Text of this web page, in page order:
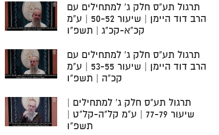
תרגול תע"ס חלק ג' למתחילים עם
הרב דוד היימן | שיעור 50-52 | ע"מ
קכ"א-קכ"ג | תשפ"ו
תרגול תע"ס חלק ג' למתחילים עם
הרב דוד היימן | שיעור 53-55 | ע"מ
קכ"ה | תשפ"ו
תרגול תע"ס חלק ג' למתחילים |
שיעור 77-79 | ע"מ קל"ה-קל"ט |
תשפ"ו